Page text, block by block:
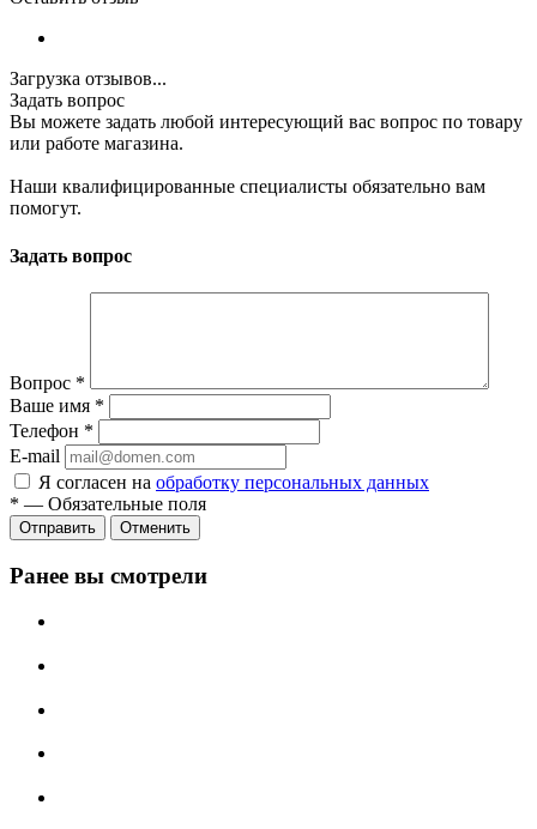
Загрузка отзывов...
Задать вопрос
Вы можете задать любой интересующий вас вопрос по товару
или работе магазина.
Наши квалифицированные специалисты обязательно вам
помогут.
Задать вопрос
Вопрос *
Ваше имя *
Телефон *
E-mail
Я согласен на обработку персональных данных
* — Обязательные поля
Отменить
Ранее вы смотрели